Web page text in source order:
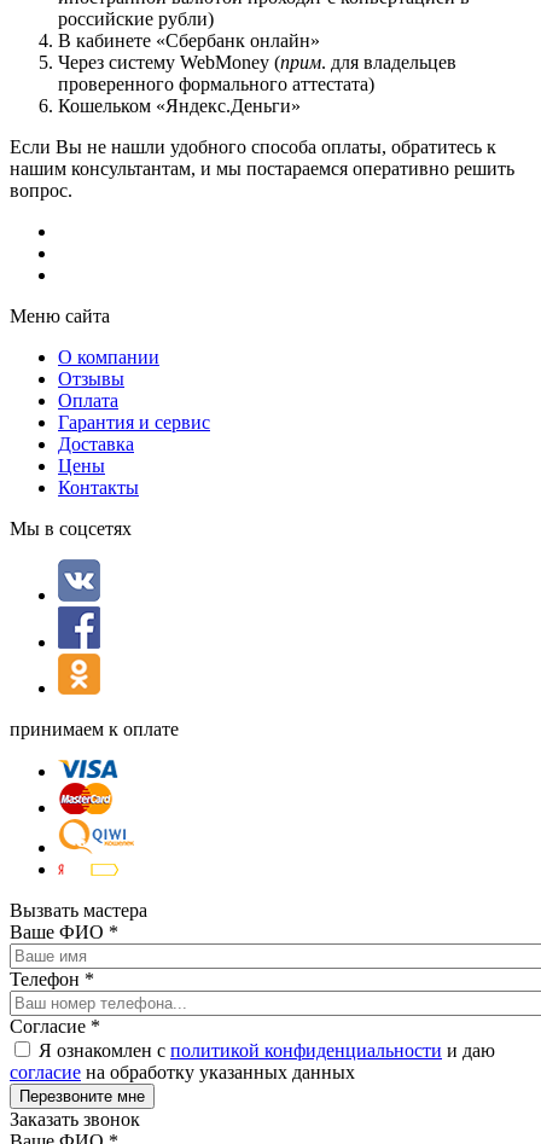
российские рубли)
В кабинете «Сбербанк онлайн»
Через систему WebMoney (прим. для владельцев
проверенного формального аттестата)
Кошельком «Яндекс.Деньги»
Если Вы не нашли удобного способа оплаты, обратитесь к
нашим консультантам, и мы постараемся оперативно решить
вопрос.
Меню сайта
О компании
Отзывы
Оплата
Гарантия и сервис
Доставка
Цены
Контакты
Мы в соцсетях
принимаем к оплате
Вызвать мастера
Ваше ФИО *
Телефон *
Согласие *
Я ознакомлен с политикой конфиденциальности и даю
согласие на обработку указанных данных
Заказать звонок